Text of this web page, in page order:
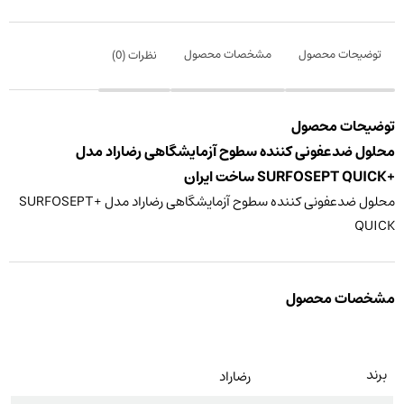
توضیحات محصول مشخصات محصول نظرات (0
)
توضیحات محصول
محلول ضدعفونی کننده سطوح آزمایشگاهی رضاراد مدل
+SURFOSEPT QUICK ساخت ایران
محلول ضدعفونی کننده سطوح آزمایشگاهی رضاراد مدل +SURFOSEPT
QUICK
مشخصات محصول
برند
رضاراد